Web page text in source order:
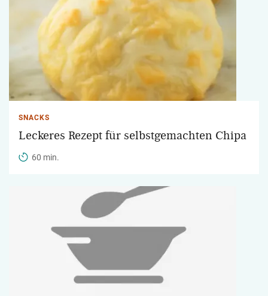
SNACKS
Leckeres Rezept für selbstgemachten Chipa
60 min.